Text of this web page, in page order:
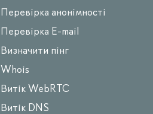
Перевірка анонімності
Перевірка E-mail
Визначити пінг
Whois
Витік WebRTC
Витік DNS